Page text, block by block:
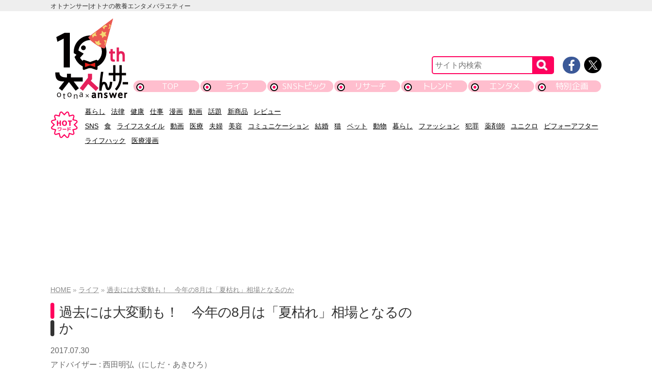
オトナンサー|オトナの教養エンタメバラエティー
TOP ライフ SNSトピック リサーチ トレンド エンタメ 特別企画
暮らし 法律 健康 仕事 漫画 動画 話題 新商品
レビュー
SNS
食 ライフスタイル 動画 医療 夫婦 美容 コミュニケーション 結婚 猫 ペット 動物 暮らし ファッション 犯罪 薬剤師 ユニクロ
ビフォーアフター
ライフハック
医療漫画
HOME ライフ 過去には大変動も！ 今年の8月は「夏枯れ」相場となるのか
過去には大変動も！ 今年の8月は「夏枯れ」相場となるの
か
2017.07.30
アドバイザー : 西田明弘（にしだ・あきひろ）